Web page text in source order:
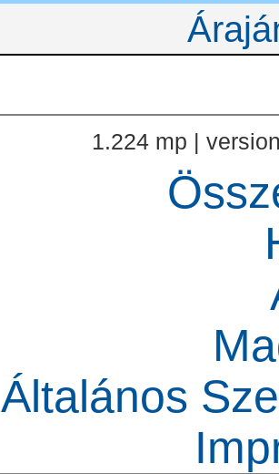
1.224 mp |
Általános